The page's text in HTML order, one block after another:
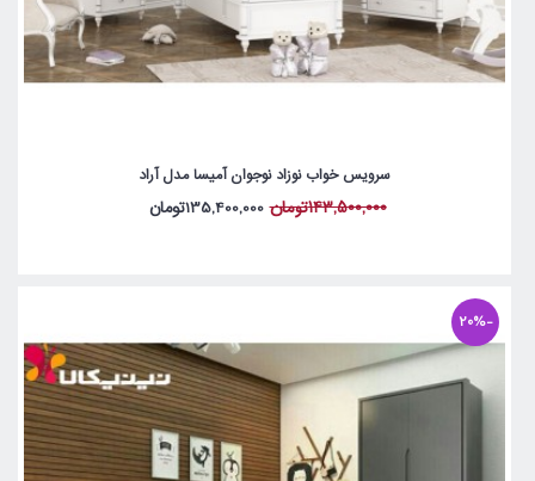
سرویس خواب نوزاد نوجوان آمیسا مدل آراد
143,500,000تومان 135,400,000تومان
-20%